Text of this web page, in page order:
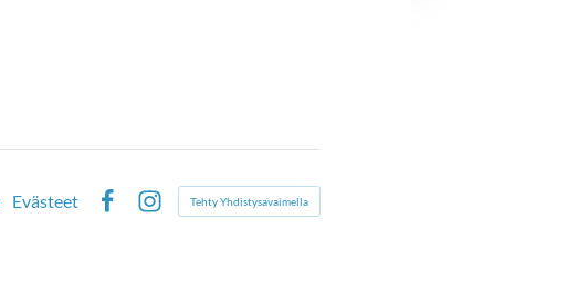
Evästeet
Instagram
Tehty Yhdistysavaimella